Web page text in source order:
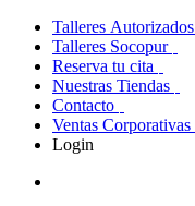
Talleres Autorizados
Talleres Socopur
Reserva tu cita
Nuestras Tiendas
Contacto
Ventas Corporativas
Login